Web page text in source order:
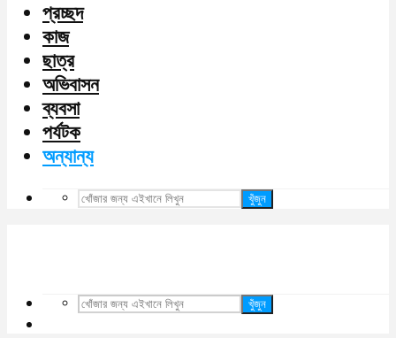
প্রচ্ছদ
কাজ
ছাত্র
অভিবাসন
ব্যবসা
পর্যটক
অন্যান্য
খুঁজুন
খুঁজুন